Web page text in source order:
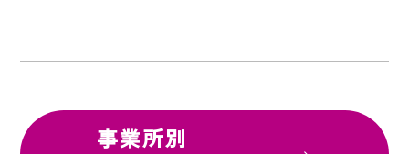
事業所別